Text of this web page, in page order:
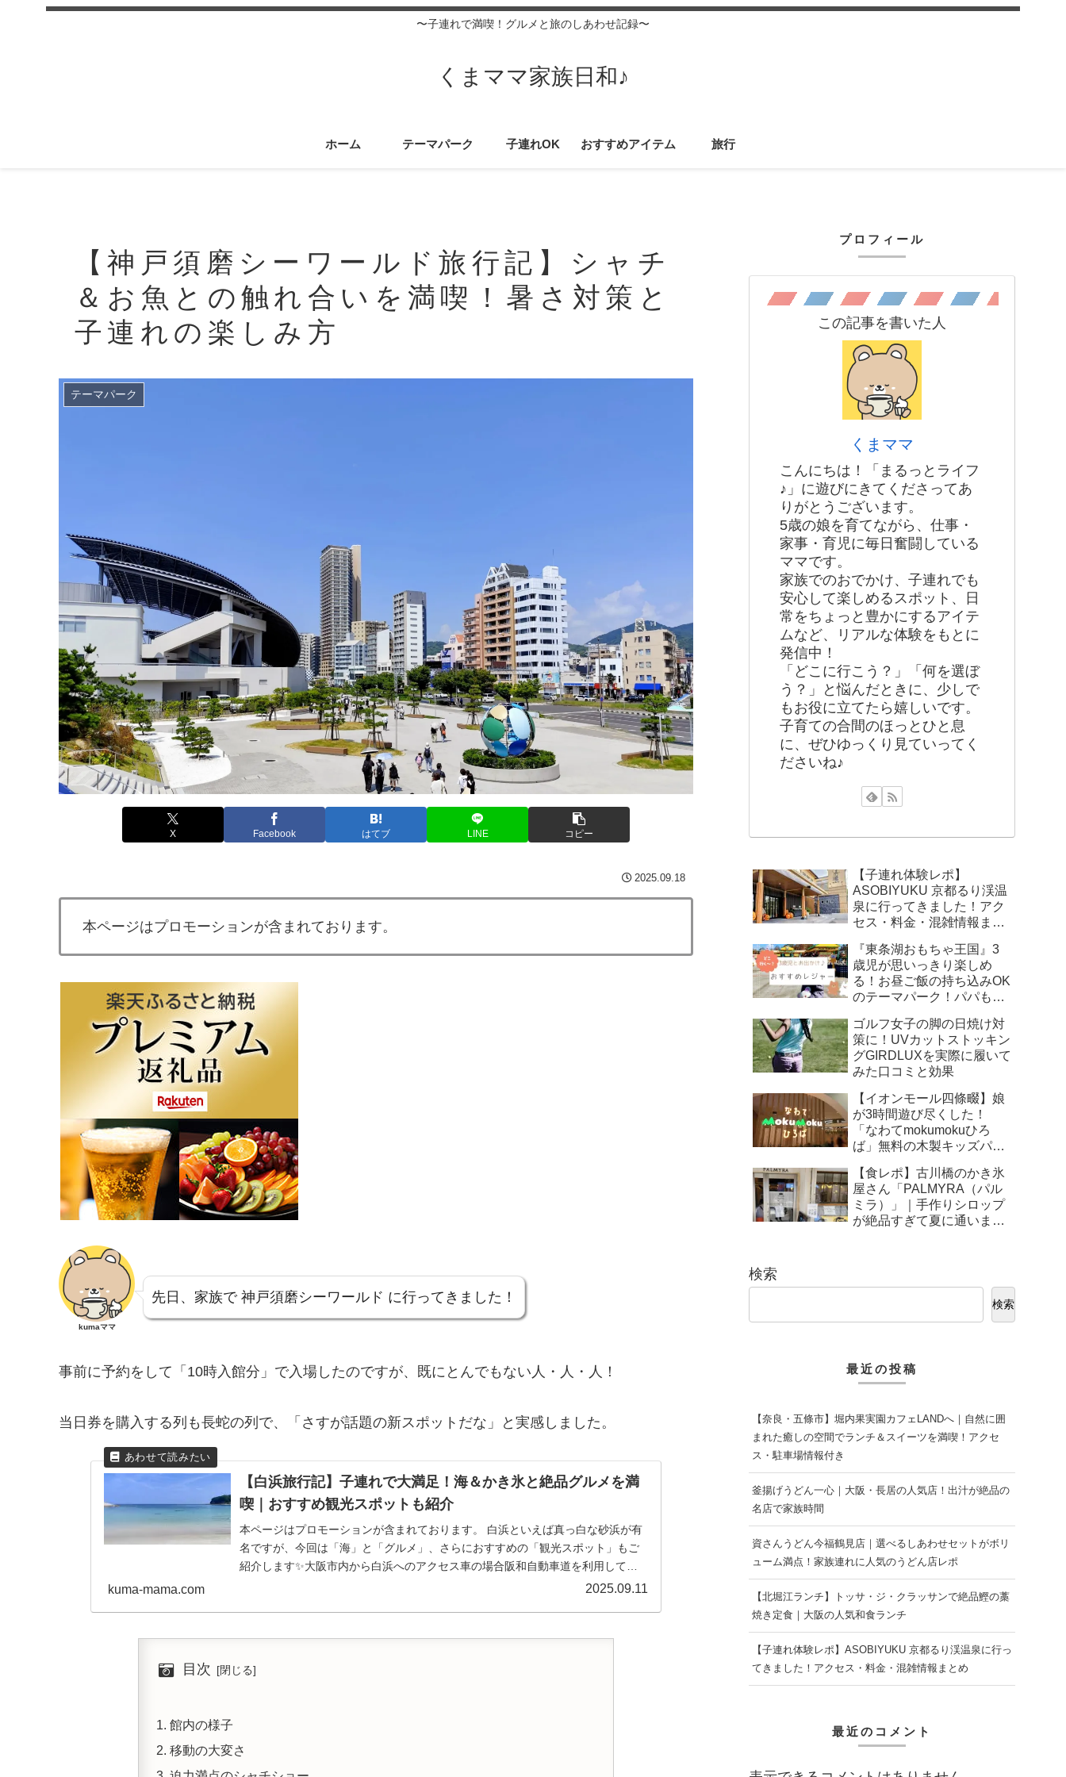
〜子連れで満喫！グルメと旅のしあわせ記録〜
くまママ家族日和♪
ホーム テーマパーク 子連れOK おすすめアイテム 旅行
【神戸須磨シーワールド旅行記】シャチ
＆お魚との触れ合いを満喫！暑さ対策と
子連れの楽しみ方
テーマパーク
X Facebook はてブ LINE コピー
2025.09.18
本ページはプロモーションが含まれております。
kumaママ
先日、家族で 神戸須磨シーワールド に行ってきました！
事前に予約をして「10時入館分」で入場したのですが、既にとんでもない人・人・人！
当日券を購入する列も長蛇の列で、「さすが話題の新スポットだな」と実感しました。
【白浜旅行記】子連れで大満足！海＆かき氷と絶品グルメを満
喫｜おすすめ観光スポットも紹介
本ページはプロモーションが含まれております。 白浜といえば真っ白な砂浜が有
名ですが、今回は「海」と「グルメ」、さらにおすすめの「観光スポット」もご
紹介します✨大阪市内から白浜へのアクセス車の場合阪和自動車道を利用して約2
kuma-mama.com 2025.09.11
目次
館内の様子
移動の大変さ
プロフィール
この記事を書いた人
くまママ
こんにちは！「まるっとライフ
♪」に遊びにきてくださってあ
りがとうございます。
5歳の娘を育てながら、仕事・
家事・育児に毎日奮闘している
ママです。
家族でのおでかけ、子連れでも
安心して楽しめるスポット、日
常をちょっと豊かにするアイテ
ムなど、リアルな体験をもとに
発信中！
「どこに行こう？」「何を選ぼ
う？」と悩んだときに、少しで
もお役に立てたら嬉しいです。
子育ての合間のほっとひと息
に、ぜひゆっくり見ていってく
ださいね♪
【子連れ体験レポ】
ASOBIYUKU 京都るり渓温
泉に行ってきました！アク
セス・料金・混雑情報まと
『東条湖おもちゃ王国』3
歳児が思いっきり楽しめ
る！お昼ご飯の持ち込みOK
のテーマパーク！パパもマ
ゴルフ女子の脚の日焼け対
策に！UVカットストッキン
グGIRDLUXを実際に履いて
みた口コミと効果
【イオンモール四條畷】娘
が3時間遊び尽くした！
「なわてmokumokuひろ
ば」無料の木製キッズパー
【食レポ】古川橋のかき氷
屋さん「PALMYRA（パル
ミラ）」｜手作りシロップ
が絶品すぎて夏に通いまく
検索
検索
最近の投稿
【奈良・五條市】堀内果実園カフェLANDへ｜自然に囲
まれた癒しの空間でランチ＆スイーツを満喫！アクセ
ス・駐車場情報付き
釜揚げうどん一心｜大阪・長居の人気店！出汁が絶品の
名店で家族時間
資さんうどん今福鶴見店｜選べるしあわせセットがボリ
ューム満点！家族連れに人気のうどん店レポ
【北堀江ランチ】トッサ・ジ・クラッサンで絶品鰹の藁
焼き定食｜大阪の人気和食ランチ
【子連れ体験レポ】ASOBIYUKU 京都るり渓温泉に行っ
てきました！アクセス・料金・混雑情報まとめ
最近のコメント